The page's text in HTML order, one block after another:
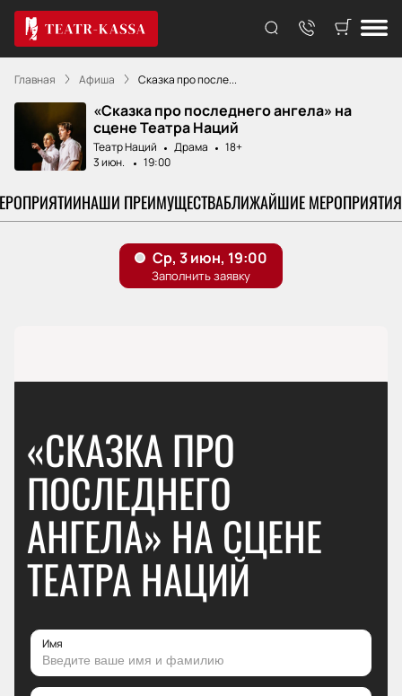
Главная Афиша Сказка про после...
«Сказка про последнего ангела» на
сцене Театра Наций
Театр Наций Драма
18+
3 июн.
19:00
НАШИ ПРЕИМУЩЕСТВАБЛИЖАЙШИЕ МЕРОПРИЯТИЯ
«СКАЗКА ПРО
ПОСЛЕДНЕГО
АНГЕЛА» НА СЦЕНЕ
ТЕАТРА НАЦИЙ
Имя